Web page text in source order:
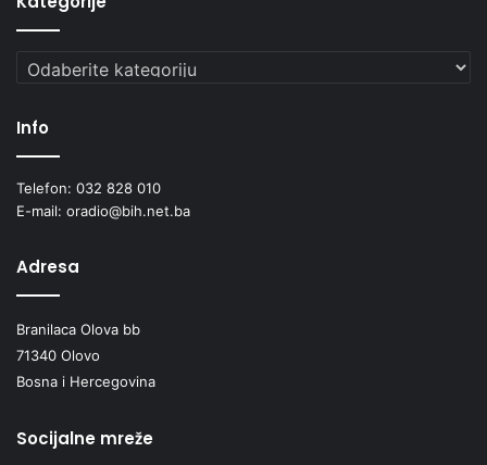
Kategorije
Info
Telefon: 032 828 010
E-mail: oradio@bih.net.ba
Adresa
Branilaca Olova bb
71340 Olovo
Bosna i Hercegovina
Socijalne mreže